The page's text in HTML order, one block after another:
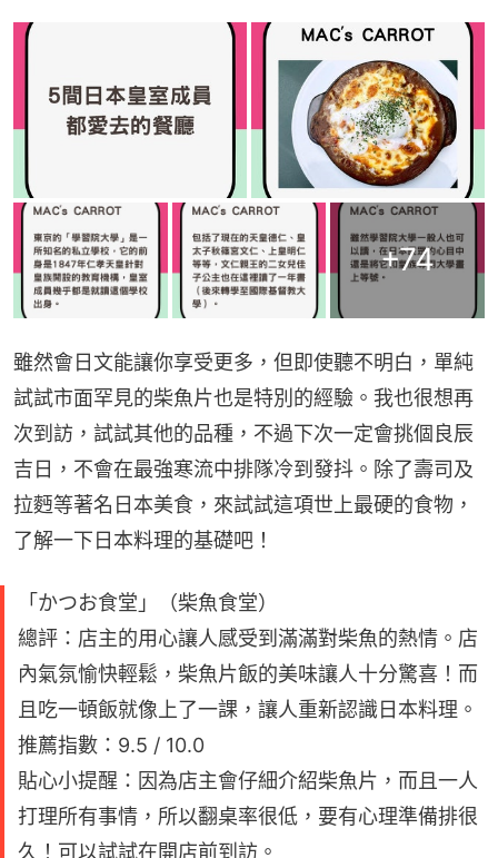
+74
雖然會日文能讓你享受更多，但即使聽不明白，單純
試試市面罕見的柴魚片也是特別的經驗。我也很想再
次到訪，試試其他的品種，不過下次一定會挑個良辰
吉日，不會在最強寒流中排隊冷到發抖。除了壽司及
拉麪等著名日本美食，來試試這項世上最硬的食物，
了解一下日本料理的基礎吧！
「かつお食堂」（柴魚食堂）
總評：店主的用心讓人感受到滿滿對柴魚的熱情。店
內氣氛愉快輕鬆，柴魚片飯的美味讓人十分驚喜！而
且吃一頓飯就像上了一課，讓人重新認識日本料理。
推薦指數：9.5 / 10.0
貼心小提醒：因為店主會仔細介紹柴魚片，而且一人
打理所有事情，所以翻桌率很低，要有心理準備排很
久！可以試試在開店前到訪。